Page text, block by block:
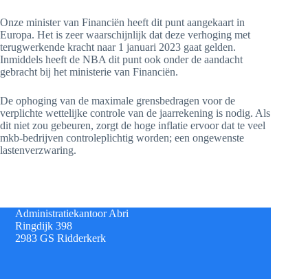
Onze minister van Financiën heeft dit punt aangekaart in
Europa. Het is zeer waarschijnlijk dat deze verhoging met
terugwerkende kracht naar 1 januari 2023 gaat gelden.
Inmiddels heeft de NBA dit punt ook onder de aandacht
gebracht bij het ministerie van Financiën.
De ophoging van de maximale grensbedragen voor de
verplichte wettelijke controle van de jaarrekening is nodig. Als
dit niet zou gebeuren, zorgt de hoge inflatie ervoor dat te veel
mkb-bedrijven controleplichtig worden; een ongewenste
lastenverzwaring.
Administratiekantoor Abri
Ringdijk 398
2983 GS Ridderkerk